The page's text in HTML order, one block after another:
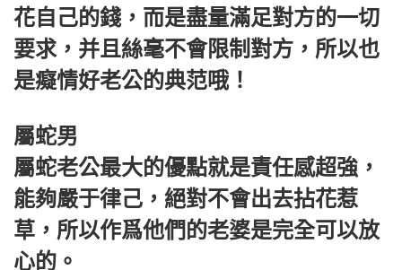
花自己的錢，而是盡量滿足對方的一切
要求，并且絲毫不會限制對方，所以也
是癡情好老公的典范哦！
屬蛇男
屬蛇老公最大的優點就是責任感超強，
能夠嚴于律己，絕對不會出去拈花惹
草，所以作爲他們的老婆是完全可以放
心的。